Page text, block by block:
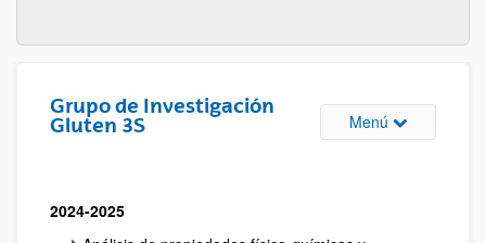
Grupo de Investigación
Gluten 3S
Menú Abrir/cerrar
2024-2025